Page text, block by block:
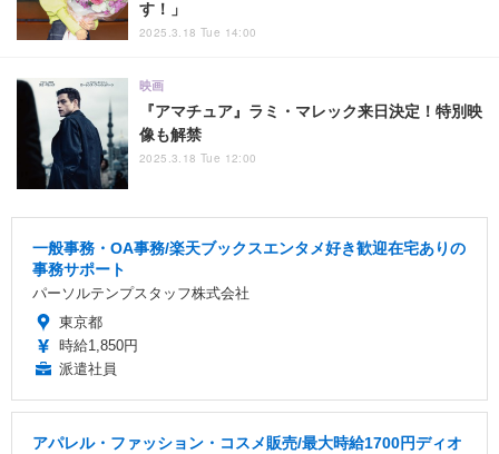
す！」
2025.3.18 Tue 14:00
『アマチュア』ラミ・マレック来日決定！特別映
像も解禁
映画
2025.3.18 Tue 12:00
一般事務・OA事務/楽天ブックスエンタメ好き歓迎在宅ありの
事務サポート
パーソルテンプスタッフ株式会社
東京都
時給1,850円
派遣社員
アパレル・ファッション・コスメ販売/最大時給1700円ディオ